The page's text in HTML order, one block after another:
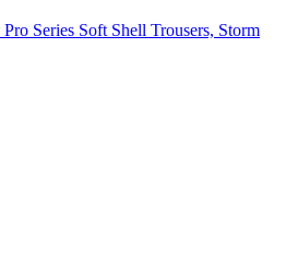
Series Soft Shell Trousers, Storm